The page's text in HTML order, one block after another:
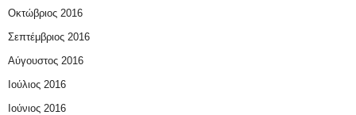
Οκτώβριος 2016
Σεπτέμβριος 2016
Αύγουστος 2016
Ιούλιος 2016
Ιούνιος 2016